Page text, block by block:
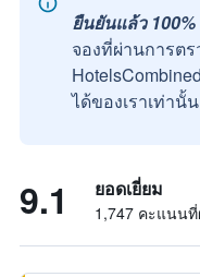
ยืนยันแล้ว 100%
จองที่ผ่านการต
ได้ของเราเท่านั้น
9.1 ยอดเยี่ยม
1,747 คะแนน